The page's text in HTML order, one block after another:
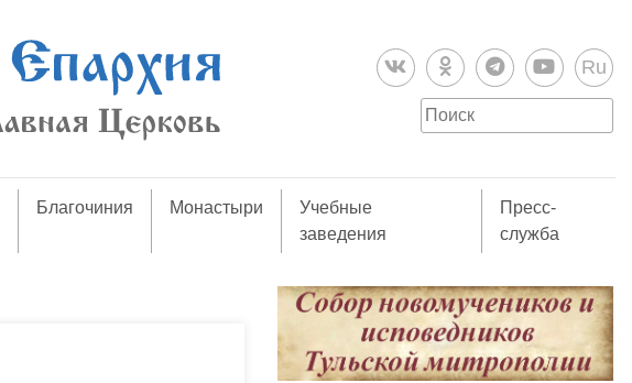
Ru
Благочиния Монастыри
Учебные
заведения
Пресс-
служба